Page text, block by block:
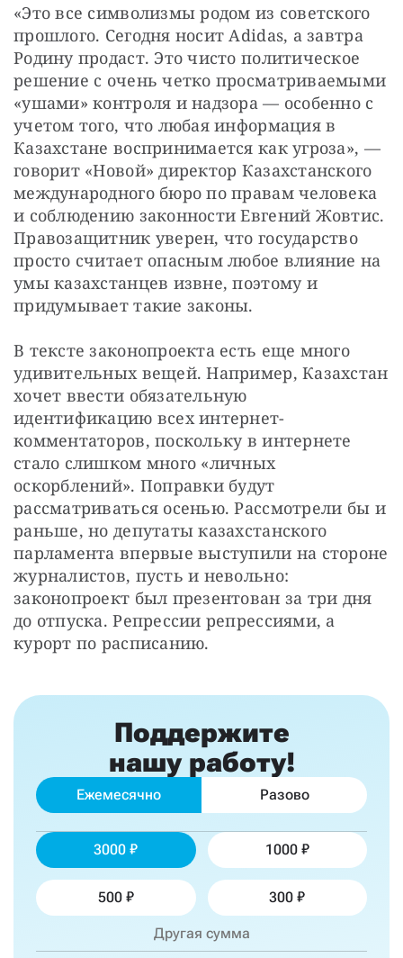
«Это все символизмы родом из советского
прошлого. Сегодня носит Adidas, а завтра
Родину продаст. Это чисто политическое
решение с очень четко просматриваемыми
«ушами» контроля и надзора — особенно с
учетом того, что любая информация в
Казахстане воспринимается как угроза», —
говорит «Новой» директор Казахстанского
международного бюро по правам человека
и соблюдению законности Евгений Жовтис.
Правозащитник уверен, что государство
просто считает опасным любое влияние на
умы казахстанцев извне, поэтому и
придумывает такие законы.
В тексте законопроекта есть еще много
удивительных вещей. Например, Казахстан
хочет ввести обязательную
идентификацию всех интернет-
комментаторов, поскольку в интернете
стало слишком много «личных
оскорблений». Поправки будут
рассматриваться осенью. Рассмотрели бы и
раньше, но депутаты казахстанского
парламента впервые выступили на стороне
журналистов, пусть и невольно:
законопроект был презентован за три дня
до отпуска. Репрессии репрессиями, а
курорт по расписанию.
Поддержите
нашу работу!
Ежемесячно Разово
3000 1000
500 300